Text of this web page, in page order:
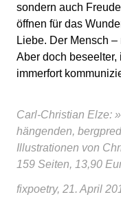
sondern auch
öffnen für das
Liebe. Der Mensch
Aber doch beseelter,
immerfort
Carl-Christian Elze:
hängenden,
Illustrationen von
159 Seiten, 13,90
fixpoetry, 21. April